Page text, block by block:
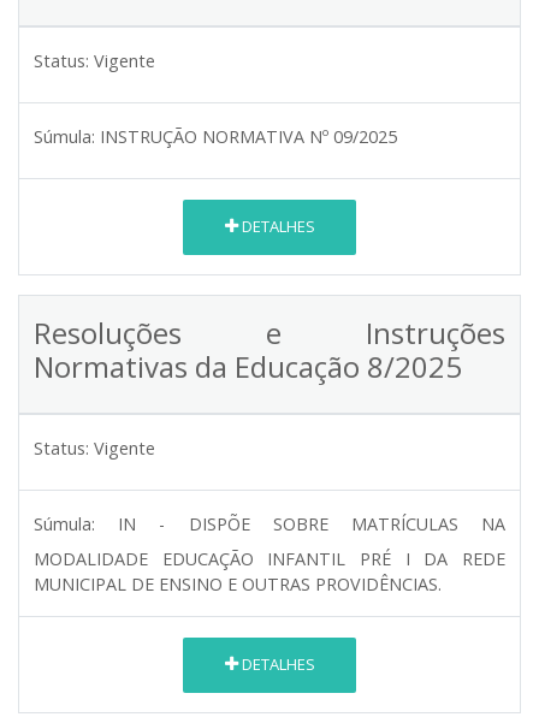
Status: Vigente
Súmula: INSTRUÇÃO NORMATIVA Nº 09/2025
DETALHES
Resoluções e Instruções
Normativas da Educação 8/2025
Status: Vigente
Súmula:
IN - DISPÕE SOBRE MATRÍCULAS NA
MODALIDADE EDUCAÇÃO INFANTIL PRÉ I DA REDE
MUNICIPAL DE ENSINO E OUTRAS PROVIDÊNCIAS.
DETALHES